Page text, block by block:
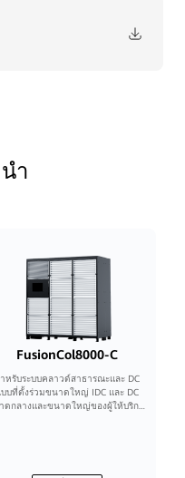
ำ
FusionCol8000-C
หรับระบบคลาวด์สาธารณะและ DC
บบที่ตั้งร่วมขนาดใหญ่ IDC และ DC
ดกลางและขนาดใหญ่ของผู้ให้บริการ